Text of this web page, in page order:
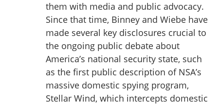
them with media and public advocacy.
Since that time, Binney and Wiebe have
made several key disclosures crucial to
the ongoing public debate about
America’s national security state, such
as the first public description of NSA’s
massive domestic spying program,
Stellar Wind, which intercepts domestic